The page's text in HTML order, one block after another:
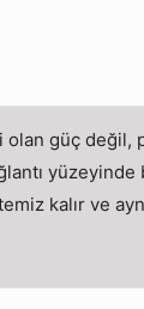
güç değil,
yüzeyinde
kalır ve